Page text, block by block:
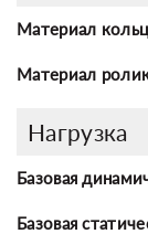
Материал
Материал
Нагрузка
Базовая
Базовая